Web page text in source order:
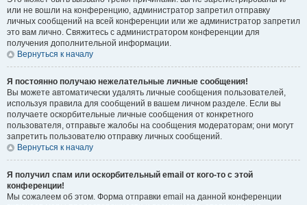
или не вошли на конференцию, администратор запретил отправку
личных сообщений на всей конференции или же администратор запретил
это вам лично. Свяжитесь с администратором конференции для
получения дополнительной информации.
Вернуться к началу
Я постоянно получаю нежелательные личные сообщения!
Вы можете автоматически удалять личные сообщения пользователей,
используя правила для сообщений в вашем личном разделе. Если вы
получаете оскорбительные личные сообщения от конкретного
пользователя, отправьте жалобы на сообщения модераторам; они могут
запретить пользователю отправку личных сообщений.
Вернуться к началу
Я получил спам или оскорбительный email от кого-то с этой
конференции!
Мы сожалеем об этом. Форма отправки email на данной конференции